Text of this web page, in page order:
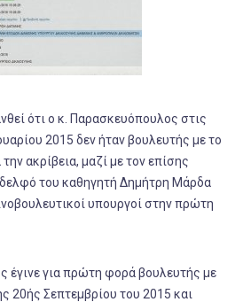
ότι ο κ. Παρασκευόπουλος στις
2015 δεν ήταν βουλευτής με το
ακρίβεια, μαζί με τον επίσης
του καθηγητή Δημήτρη Μάρδα
υπουργοί στην πρώτη
έγινε για πρώτη φορά βουλευτής με
20ής Σεπτεμβρίου του 2015 και